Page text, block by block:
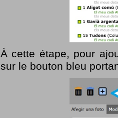
À cette étape, pour
sur le bouton bleu